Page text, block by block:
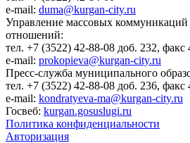
e-mail: duma@kurgan-city.ru
Управление массовых
отношений:
тел. +7 (3522) 42-88-08 доб. 232, факс
e-mail: prokopieva@kurgan-city.ru
Пресс-служба муниципального
тел. +7 (3522) 42-88-08 доб. 236, факс
e-mail: kondratyeva-ma@kurgan-city.ru
Госвеб: kurgan.gosuslugi.ru
Политика конфиденциальности
Авторизация